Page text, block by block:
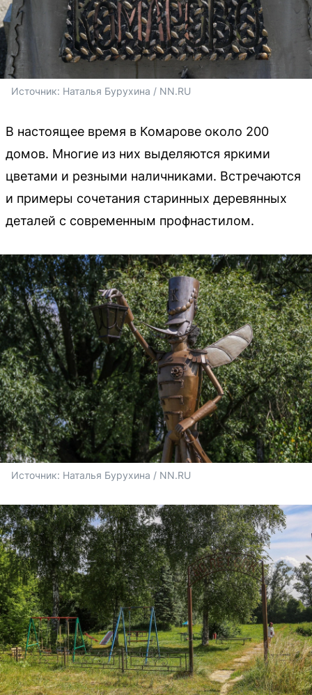
Источник: Наталья Бурухина / NN.RU
В настоящее время в Комарове около 200
домов. Многие из них выделяются яркими
цветами и резными наличниками. Встречаются
и примеры сочетания старинных деревянных
деталей с современным профнастилом.
Источник: Наталья Бурухина / NN.RU